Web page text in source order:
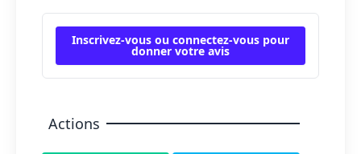
Inscrivez-vous ou connectez-vous pour
donner votre avis
Actions